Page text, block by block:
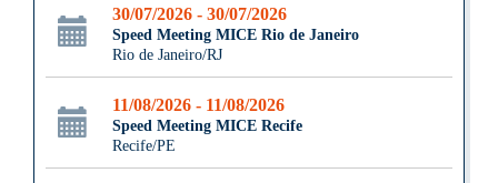
30/07/2026 - 30/07/2026
Speed Meeting MICE Rio de Janeiro
Rio de Janeiro/RJ
11/08/2026 - 11/08/2026
Speed Meeting MICE Recife
Recife/PE